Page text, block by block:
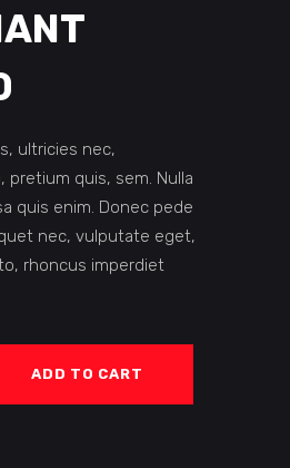
ultricies nec,
pretium quis, sem. Nulla
quis enim. Donec pede
nec, vulputate eget,
rhoncus imperdiet
ADD TO CART